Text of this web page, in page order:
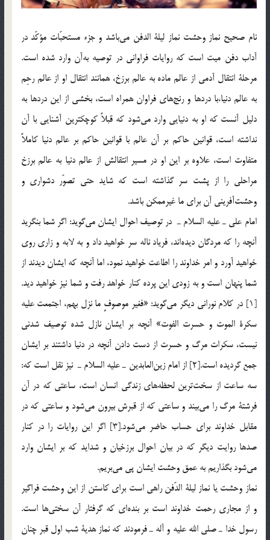
نام صحيح نماز وحشت نماز ليلة الدفن مي‌باشد و جزء مستحبّات مؤكّد در
آداب دفن ميت است كه روايات فراواني در توصيه به‌آن وارد شده است.
مرحلة انتقال آدمي از عالم ماده به عالم برزخ، همانند انتقال او از عالم رحِم
به عالم دنيا،‌با دردها و رنج‌هاي فراوان همراه است، بخشي از اين دردها به
دليل آنست كه او به دنيايي وارد مي‌شود كه قبلاً كوچكترين آشنايي با آن
نداشته است،‌ قوانين حاكم بر آن عالم با قوانين حاكم بر عالم دنيا كاملاً
متفاوت است، ‌علاوه بر اين او در مسير انتقالش از عالم دنيا به عالم برزخ
مراحلي را از پشت سر گذاشته است كه شايد حتي تصوّر دشواري و
وحشت‌آفريني آن براي ما غيرممكن باشد.
امام علي ـ عليه السلام ـ در توصيف احوال ايشان مي‌گويد: اگر شما بنگريد
آنچه را كه مردگان ديده‌اند، فرياد ناله سر خواهيد داد و به لابه و زاري روي
خواهيد آورد و امر خداوند را اطاعت خواهيد نمود، اما آنچه كه ايشان ديدند از
شما پنهان است و به زودي اين پرده كنار خواهد رفت و شما نيز خواهيد ديد.
[1] در كلام نوراني ديگر مي‌گويد: «فغير موصوفٍ ما نزل بهم،‌ اجتمعت عليه
سكرة الموت و حسرت الفوت» آنچه بر ايشان نازل شده توصيف شدني
نيست، سكرات مرگ و حسرت از دست دادن آنچه در دنيا داشتند بر ايشان
جمع گرديده است.[2] از امام زين‌العابدين ـ عليه السلام ـ نيز نقل است كه:
سه ساعت از سخت‌ترين لحظه‌هاي زندگي انسان است، ساعتي كه در آن
فرشتة مرگ را مي‌بيند و ساعتي كه از قبرش بيرون مي‌شود و ساعتي كه در
مقابل خداوند براي حساب حاضر مي‌شود.[3] اگر اين روايات را در كنار
صدها روايت ديگر كه در بيان احوال برزخيان و شدايد كه بر ايشان وارد
مي‌شود بگذاريم به عمق وحشت ايشان پي مي‌بريم.
نماز وحشت يا نماز ليلة الدّفن راهي است براي كاستن از اين وحشت فراگير
و از مجاري رحمت خداوند است بر بنده‌اي كه گرفتار آن سختي‌ها است.
رسول خدا ـ صلي الله عليه و آله ـ فرمودند كه نماز هدية شب اول قبر چنان